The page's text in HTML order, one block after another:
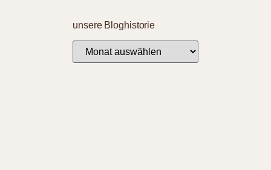
unsere Bloghistorie